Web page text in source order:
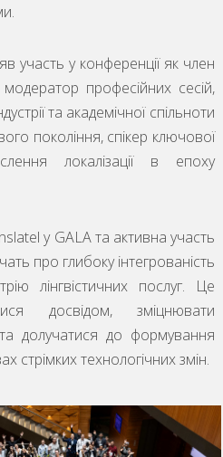
участь у конференції як член
модератор професійних сесій,
та академічної спільноти
покоління, спікер ключової
локалізації в епоху
у GALA та активна участь
про глибоку інтегрованість
лінгвістичних послуг. Це
досвідом, зміцнювати
долучатися до формування
стрімких технологічних змін.